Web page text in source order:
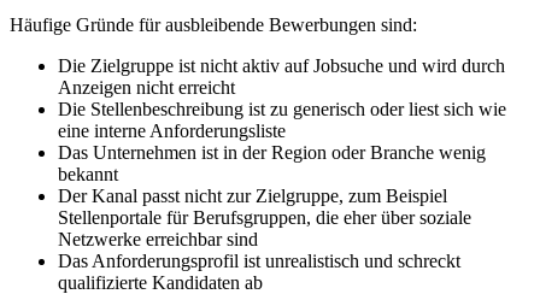
Häufige Gründe für ausbleibende Bewerbungen sind:
Die Zielgruppe ist nicht aktiv auf Jobsuche und wird durch
Anzeigen nicht erreicht
Die Stellenbeschreibung ist zu generisch oder liest sich wie
eine interne Anforderungsliste
Das Unternehmen ist in der Region oder Branche wenig
bekannt
Der Kanal passt nicht zur Zielgruppe, zum Beispiel
Stellenportale für Berufsgruppen, die eher über soziale
Netzwerke erreichbar sind
Das Anforderungsprofil ist unrealistisch und schreckt
qualifizierte Kandidaten ab